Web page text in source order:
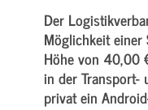
Der
Möglichkeit
Höhe von 40,00
in der Transport-
privat ein